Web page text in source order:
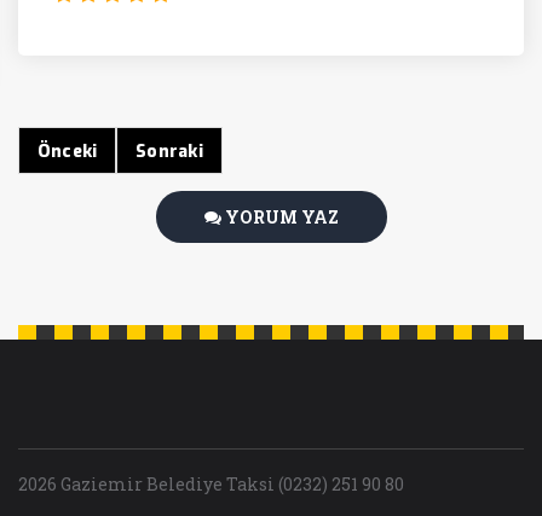
Önceki Sonraki
YORUM YAZ
2026 Gaziemir Belediye Taksi (0232) 251 90 80